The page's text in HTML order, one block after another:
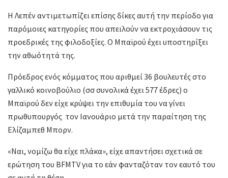
Η Λεπέν αντιμετωπίζει επίσης δίκες αυτή την περίοδο για
παρόμοιες κατηγορίες που απειλούν να εκτροχιάσουν τις
προεδρικές της φιλοδοξίες. Ο Μπαϊρού έχει υποστηρίξει
την αθωότητά της.
Πρόεδρος ενός κόμματος που αριθμεί 36 βουλευτές στο
γαλλικό κοινοβούλιο (σσ συνολικά έχει 577 έδρες) ο
Μπαϊρού δεν είχε κρύψει την επιθυμία του να γίνει
πρωθυπουργός τον Ιανουάριο μετά την παραίτηση της
Ελίζαμπεθ Μπορν.
«Ναι, νομίζω θα είχε πλάκα», είχε απαντήσει σχετικά σε
ερώτηση του BFMTV για το εάν φανταζόταν τον εαυτό του